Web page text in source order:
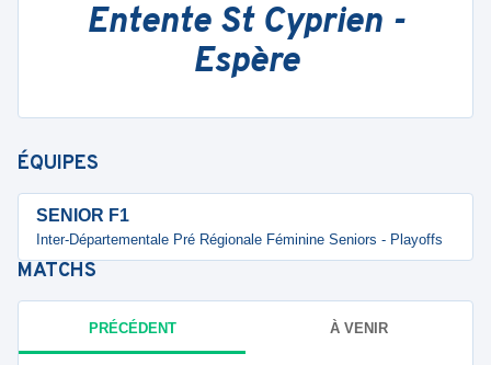
Entente St Cyprien -
Espère
ÉQUIPES
SENIOR F1
Inter-Départementale Pré Régionale Féminine Seniors - Playoffs
MATCHS
PRÉCÉDENT À VENIR